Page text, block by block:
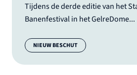
Tijdens de derde editie van het
Banenfestival in het GelreDome...
Categorie:
NIEUW BESCHUT